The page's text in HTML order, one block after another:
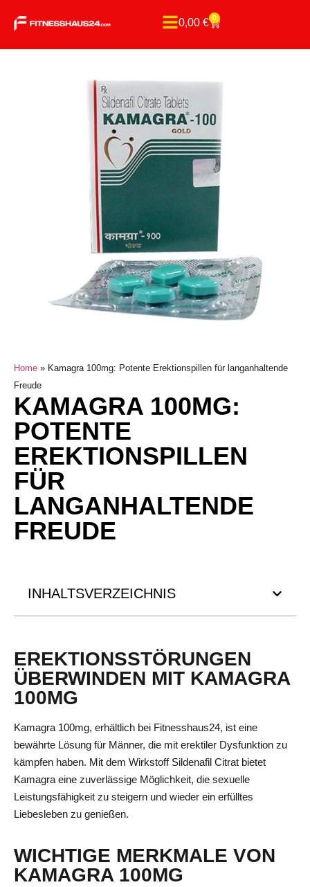
0,00 € 0
Home » Kamagra 100mg: Potente Erektionspillen für langanhaltende
Freude
KAMAGRA 100MG:
POTENTE
EREKTIONSPILLEN
FÜR
LANGANHALTENDE
FREUDE
INHALTSVERZEICHNIS
EREKTIONSSTÖRUNGEN
ÜBERWINDEN MIT KAMAGRA
100MG
Kamagra 100mg, erhältlich bei Fitnesshaus24, ist eine
bewährte Lösung für Männer, die mit erektiler Dysfunktion zu
kämpfen haben. Mit dem Wirkstoff Sildenafil Citrat bietet
Kamagra eine zuverlässige Möglichkeit, die sexuelle
Leistungsfähigkeit zu steigern und wieder ein erfülltes
Liebesleben zu genießen.
WICHTIGE MERKMALE VON
KAMAGRA 100MG